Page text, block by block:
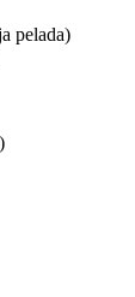
pelada)